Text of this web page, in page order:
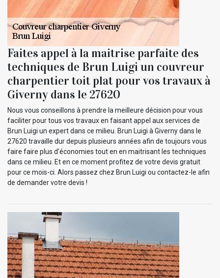
Faites appel à la maitrise parfaite des
techniques de Brun Luigi un couvreur
charpentier toit plat pour vos travaux à
Giverny dans le 27620
Nous vous conseillons à prendre la meilleure décision pour vous
faciliter pour tous vos travaux en faisant appel aux services de
Brun Luigi un expert dans ce milieu. Brun Luigi à Giverny dans le
27620 travaille dur depuis plusieurs années afin de toujours vous
faire faire plus d’économies tout en en maitrisant les techniques
dans ce milieu. Et en ce moment profitez de votre devis gratuit
pour ce mois-ci. Alors passez chez Brun Luigi ou contactez-le afin
de demander votre devis !